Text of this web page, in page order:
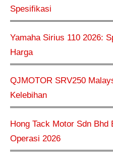
Spesifikasi
Yamaha Sirius 110 2026:
Harga
QJMOTOR SRV250
Kelebihan
Hong Tack Motor Sdn Bhd
Operasi 2026